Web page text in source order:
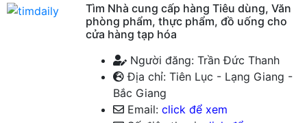
Tìm Nhà cung cấp hàng Tiêu dùng, Văn
phòng phẩm, thực phẩm, đồ uống cho
cửa hàng tạp hóa
Người đăng: Trần Đức Thanh
Địa chỉ: Tiên Lục - Lạng Giang -
Bắc Giang
Email: click để xem